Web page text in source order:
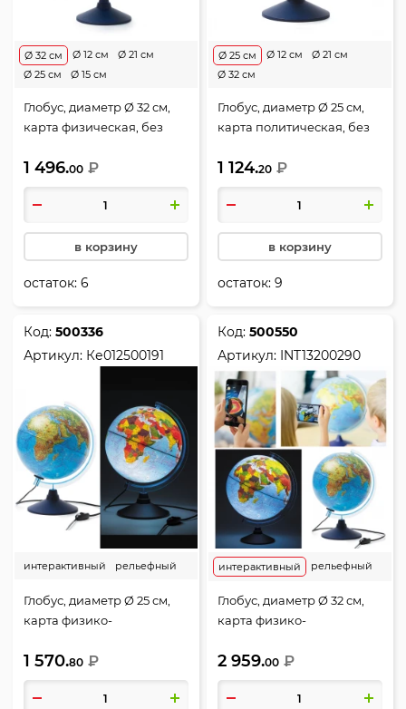
Ø 12 см Ø 21 см
Ø 32 см
Ø 25 см
Ø 15 см
Глобус, диаметр Ø 32 см,
карта физическая, без
Глобен, Ке013200224
1 496.00 ₽
в корзину
остаток:6
Ø 12 см
Ø 21 см
Ø 32 см
Ø 25 см
Глобус, диаметр Ø 25 см,
карта политическая, без
Глобен, Ке012500187
1 124.20 ₽
в корзину
остаток:9
Код:500336
Артикул: Ке012500191
интерактивный рельефный
Глобус, диаметр Ø 25 см,
карта физико-
подсветкой, пластик,
Глобен, Ке012500191
1 570.80 ₽
Код:500550
Артикул: INT13200290
интерактивный рельефный
Глобус, диаметр Ø 32 см,
карта физико-
интерактивный, с
подсветкой, пластик,
Рельефный, Глобен,
2 959.00 ₽